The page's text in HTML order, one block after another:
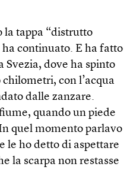
la tappa “distrutto
continuato. E ha fatto
Svezia, dove ha spinto
con l’acqua
dalle zanzare.
quando un piede
quel momento parlavo
le ho detto di aspettare
la scarpa non restasse